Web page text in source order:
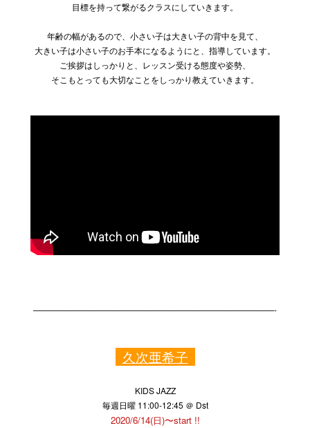
目標を持って繋がるクラスにしていきます。
年齢の幅があるので、小さい子は大きい子の背中を見て、
大きい子は小さい子のお手本になるようにと、指導しています。
ご挨拶はしっかりと、レッスン受ける態度や姿勢、
そこもとっても大切なことをしっかり教えていきます。
—————————————————————————————-
久次亜希子
KIDS JAZZ
毎週日曜 11:00-12:45 ＠ Dst
2020/6/14(日)〜start !!